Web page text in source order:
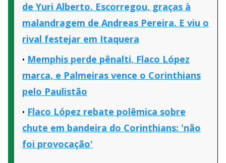
de Yuri Alberto. Escorregou, graças à
malandragem de Andreas Pereira. E viu o
rival festejar em Itaquera
Memphis perde pênalti, Flaco López
marca, e Palmeiras vence o Corinthians
pelo Paulistão
Flaco López rebate polêmica sobre
chute em bandeira do Corinthians: 'não
foi provocação'